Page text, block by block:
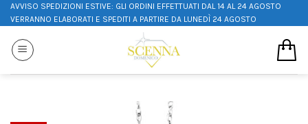
AVVISO SPEDIZIONI ESTIVE: GLI ORDINI EFFETTUATI DAL 14 AL 24 AGOSTO
VERRANNO ELABORATI E SPEDITI A PARTIRE DA LUNEDÌ 24 AGOSTO